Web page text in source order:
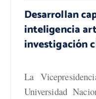
Desarrollan
inteligencia
investigación
La
Universidad